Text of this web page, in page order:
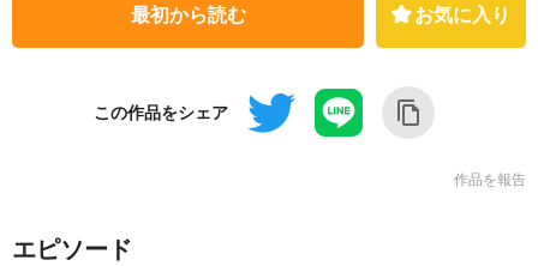
最初から読む お気に入り
この作品をシェア
作品を報告
エピソード